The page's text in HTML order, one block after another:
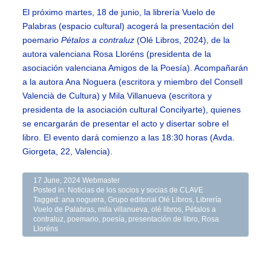
El próximo martes, 18 de junio, la librería Vuelo de
Palabras (espacio cultural) acogerá la presentación del
poemario Pétalos a contraluz (Olé Libros, 2024), de la
autora valenciana Rosa Lloréns (presidenta de la
asociación valenciana Amigos de la Poesía). Acompañarán
a la autora Ana Noguera (escritora y miembro del Consell
Valencià de Cultura) y Mila Villanueva (escritora y
presidenta de la asociación cultural Concilyarte), quienes
se encargarán de presentar el acto y disertar sobre el
libro. El evento dará comienzo a las 18:30 horas (Avda.
Giorgeta, 22, Valencia).
17 June, 2024 Webmaster
Posted in: Noticias de los socios y socias de CLAVE
Tagged:ana noguera ,Grupo editorial Olé Libros
Librería
Vuelo de Palabras mila villanueva ,olé libros
Pétalos a
contraluz poemario poesía presentación de libro
Rosa
Lloréns